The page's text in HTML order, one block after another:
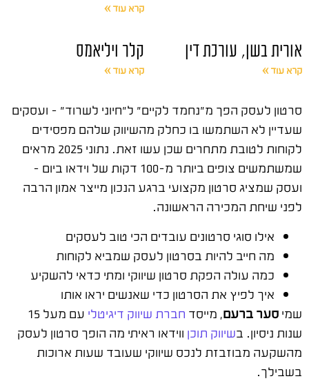
קרא עוד »
אורית בשן, עורכת דין
קרא עוד »
קלר ויליאמס
קרא עוד »
סרטון לעסק הפך מ"נחמד לקיים" ל"חיוני לשרוד" – ועסקים
שעדיין לא השתמשו בו כחלק מהשיווק שלהם מפסידים
לקוחות לטובת מתחרים שכן עשו זאת. נתוני 2025 מראים
שמשתמשים צופים ביותר מ-100 דקות של וידאו ביום –
ועסק שמציג סרטון מקצועי ברגע הנכון מייצר אמון הרבה
לפני שיחת המכירה הראשונה.
אילו סוגי סרטונים עובדים הכי טוב לעסקים
מה חייב להיות בסרטון לעסק שמביא לקוחות
כמה עולה הפקת סרטון שיווקי ומתי כדאי להשקיע
איך לפיץ את הסרטון כדי שאנשים יראו אותו
שמיסער ברעם, מייסד חברת שיווק דיגיטלי
עם מעל 15
שנות ניסיון. בשיווק תוכן ווידאו ראיתי מה הופך סרטון לעסק
מהשקעה מבוזבזת לנכס שיווקי שעובד שעות ארוכות
בשבילך.